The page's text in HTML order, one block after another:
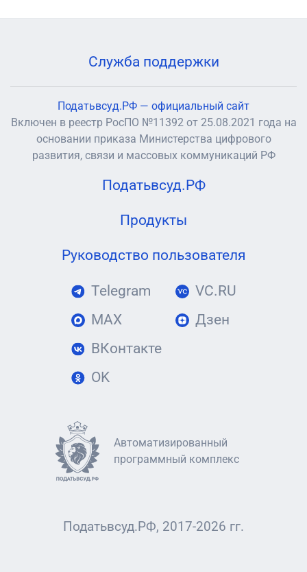
Служба поддержки
Податьвсуд.РФ — официальный сайт
Включен в реестр РосПО №11392 от 25.08.2021 года на
основании приказа Министерства цифрового
развития, связи и массовых коммуникаций РФ
Податьвсуд.РФ
Продукты
Руководство пользователя
Telegram
MAX
ВКонтакте
OK
VC.RU
Дзен
Автоматизированный
программный комплекс
Податьвсуд.РФ, 2017-2026 гг.